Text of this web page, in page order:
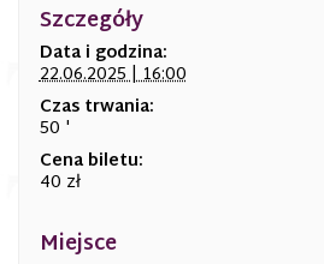
Szczegóły
Data i godzina:
22.06.2025 | 16:00
Czas trwania:
50 '
Cena biletu:
40 zł
Miejsce